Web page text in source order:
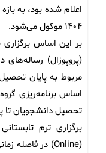
۱۴۰۴ موکول می‌شود.
بر این اساس برگزاری
(پروپوزال)
اساس برنامه‌ریزی
تحصیل دانشجویان تا پایان
برگزاری ترم